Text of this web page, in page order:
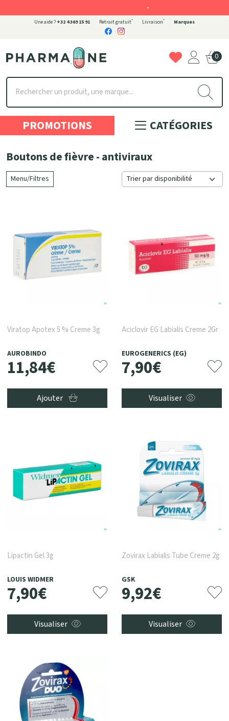
Une aide ? +32 4 369 15 91 Retrait gratuit* Livraison* Marques
Pharmaone Votre pharmacie en ligne à votre service
0
PROMOTIONS
CATÉGORIES
Boutons de fièvre - antiviraux
Menu/Filtres
Viratop Apotex 5 % Creme 3g
AUROBINDO
11,84€
Ajouter
Aciclovir EG Labialis Creme 2Gr
EUROGENERICS (EG)
7,90€
Visualiser
Lipactin Gel 3g
LOUIS WIDMER
7,90€
Visualiser
Zovirax Labialis Tube Creme 2g
GSK
9,92€
Visualiser